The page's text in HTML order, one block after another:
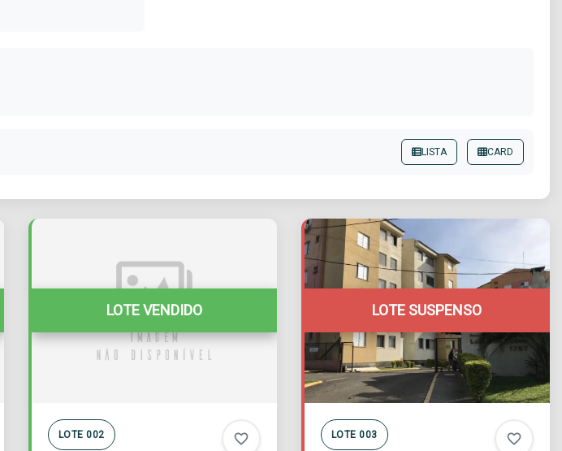
LISTA CARD
LOTE VENDIDO
LOTE 002 favorite_border
LOTE SUSPENSO
LOTE 003 favorite_border